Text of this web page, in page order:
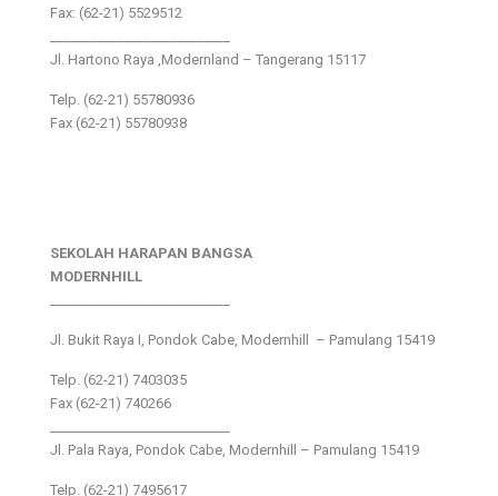
Fax: (62-21) 5529512
Jl. Hartono Raya ,Modernland – Tangerang 15117
Telp. (62-21) 55780936
Fax (62-21) 55780938
SEKOLAH HARAPAN BANGSA
MODERNHILL
Jl. Bukit Raya I, Pondok Cabe, Modernhill – Pamulang 15419
Telp. (62-21) 7403035
Fax (62-21) 740266
Jl. Pala Raya, Pondok Cabe, Modernhill – Pamulang 15419
Telp. (62-21) 7495617